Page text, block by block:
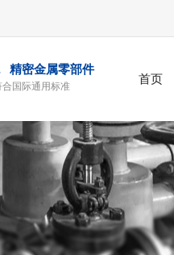
精密金属零部件
国际通用标准
首页
风阀